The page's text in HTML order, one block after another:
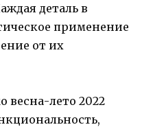
деталь в
применение
от их
весна-лето 2022